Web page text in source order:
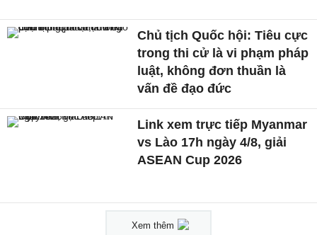
Chủ tịch Quốc hội: Tiêu cực
trong thi cử là vi phạm pháp
luật, không đơn thuần là
vấn đề đạo đức
Link xem trực tiếp Myanmar
vs Lào 17h ngày 4/8, giải
ASEAN Cup 2026
Xem thêm